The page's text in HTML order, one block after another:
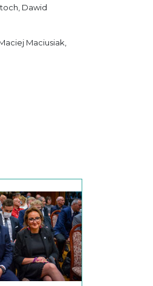
Dawid
Maciusiak,